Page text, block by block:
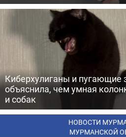
Киберхулиганы и пугающие
объяснила, чем умная
и собак
НОВОСТИ
МУРМАНСКОЙ